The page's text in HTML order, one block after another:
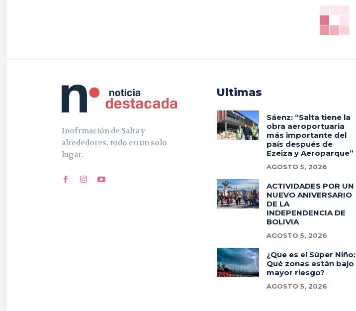
Inofrmación de Salta y
alrededores, todo en un solo
lugar.
Ultimas
Sáenz: “Salta tiene la
obra aeroportuaria
más importante del
país después de
Ezeiza y Aeroparque”
AGOSTO 5, 2026
ACTIVIDADES POR UN
NUEVO ANIVERSARIO
DE LA
INDEPENDENCIA DE
BOLIVIA
AGOSTO 5, 2026
¿Que es el Súper Niño:
Qué zonas están bajo
mayor riesgo?
AGOSTO 5, 2026